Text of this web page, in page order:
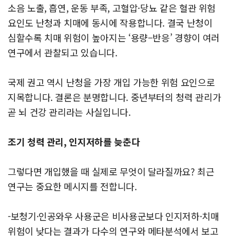
소음 노출, 흡연, 운동 부족, 고혈압·당뇨 같은 혈관 위험
요인도 난청과 치매에 동시에 작용합니다. 결국 난청이
심할수록 치매 위험이 높아지는 ‘용량–반응’ 경향이 여러
연구에서 관찰되고 있습니다.
국제 권고 역시 난청을 가장 개입 가능한 위험 요인으로
지목합니다. 결론은 분명합니다. 중년부터의 청력 관리가
곧 뇌 건강 관리라는 사실입니다.
조기 청력 관리, 인지저하를 늦춘다
그렇다면 개입했을 때 실제로 무엇이 달라질까요? 최근
연구는 중요한 메시지를 전합니다.
-보청기·인공와우 사용군은 비사용군보다 인지저하·치매
위험이 낮다는 결과가 다수의 연구와 메타분석에서 보고